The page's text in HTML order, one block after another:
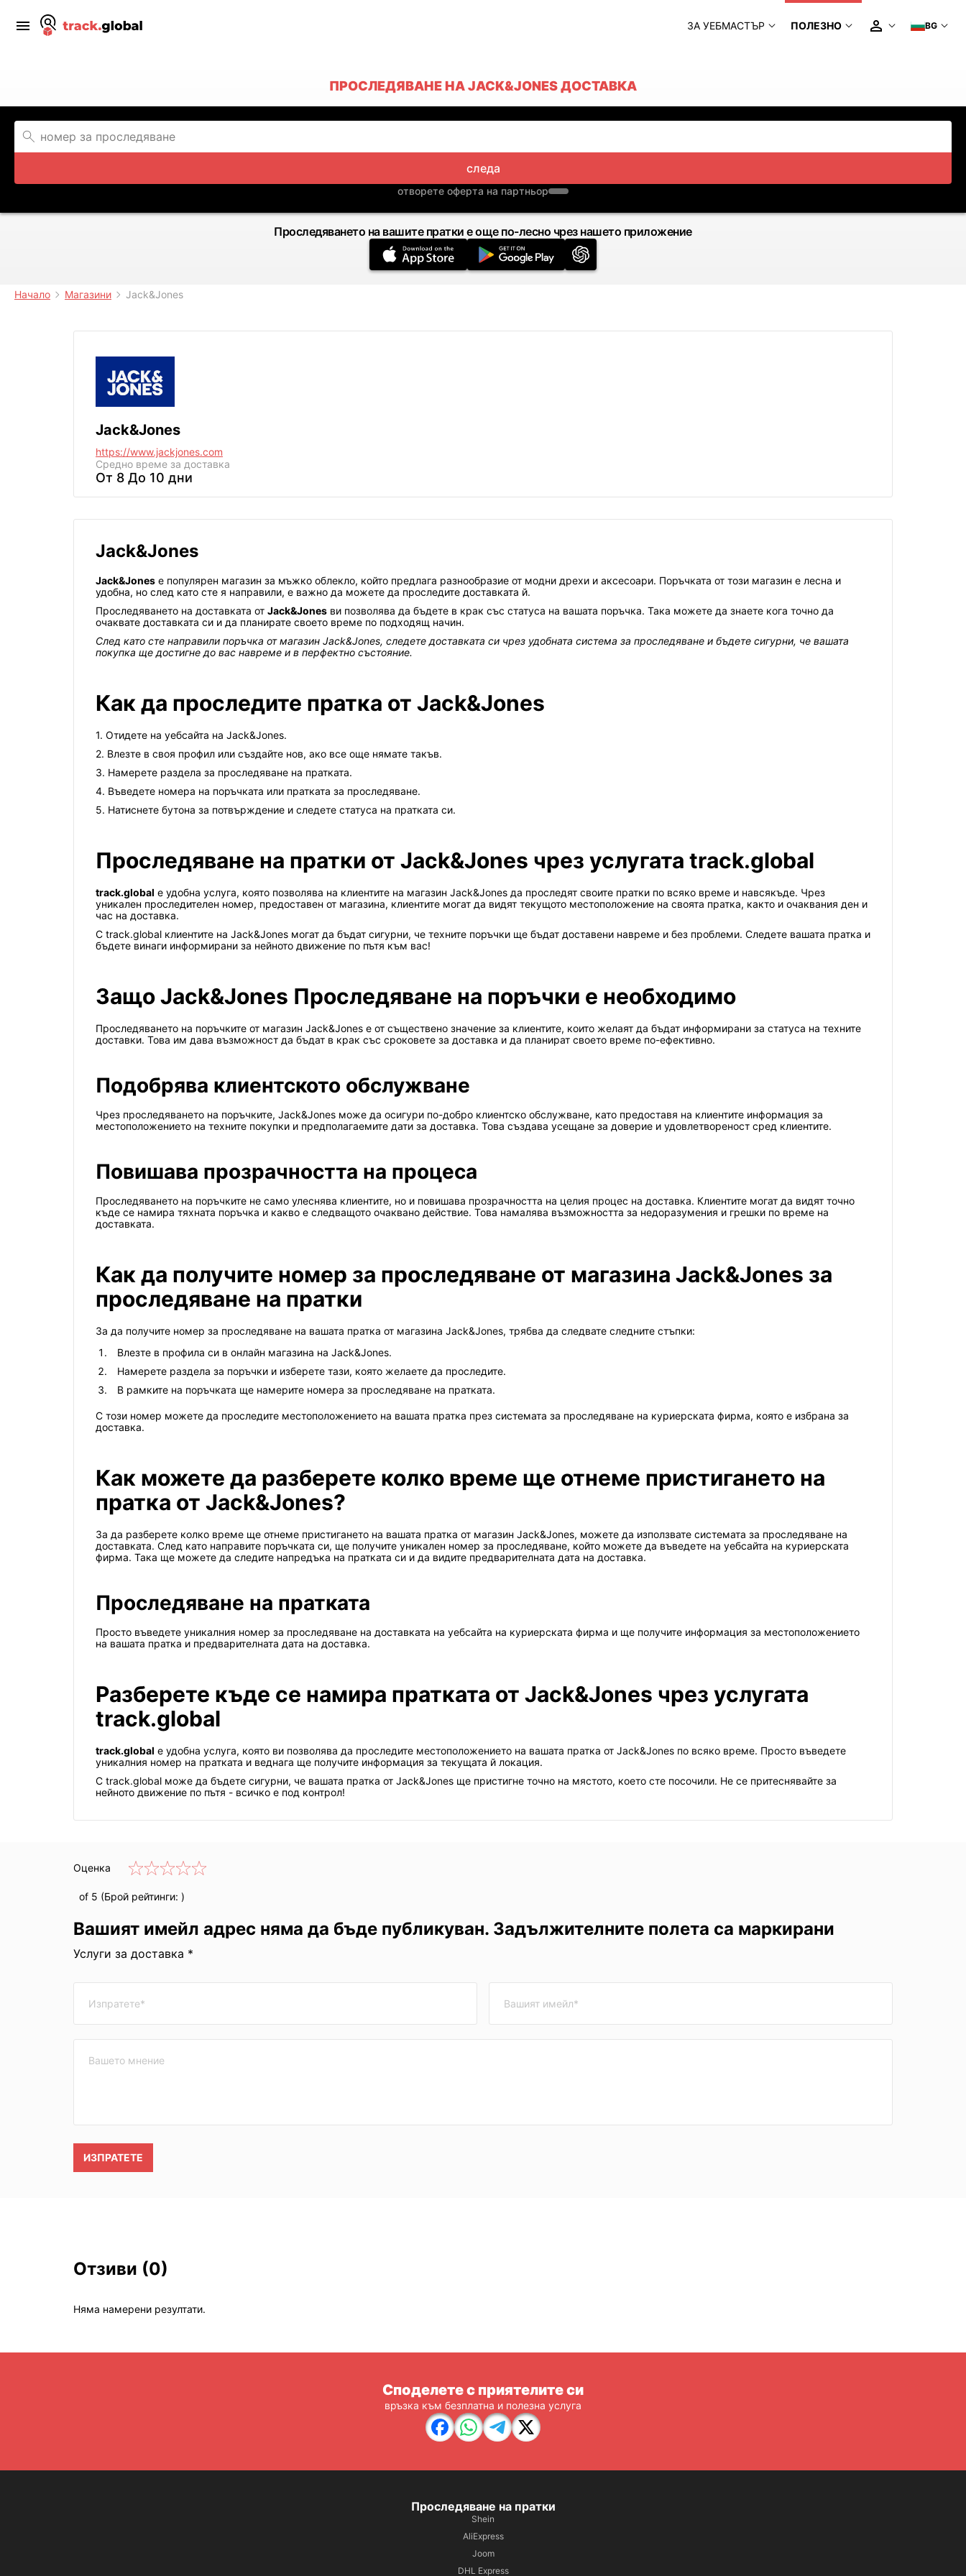
ЗА УЕБМАСТЪР ПОЛЕЗНО BG
ПРОСЛЕДЯВАНЕ НА JACK&JONES ДОСТАВКА
следа
отворете оферта на партньор
Проследяването на вашите пратки е още по-лесно чрез нашето приложение
Начало Магазини Jack&Jones
Jack&Jones
https://www.jackjones.com
Средно време за доставка
От 8 До 10 дни
Jack&Jones
Jack&Jones е популярен магазин за мъжко облекло, който предлага разнообразие от модни дрехи и аксесоари. Поръчката от този магазин е лесна и
удобна, но след като сте я направили, е важно да можете да проследите доставката й.
Проследяването на доставката от Jack&Jones ви позволява да бъдете в крак със статуса на вашата поръчка. Така можете да знаете кога точно да
очаквате доставката си и да планирате своето време по подходящ начин.
След като сте направили поръчка от магазин Jack&Jones, следете доставката си чрез удобната система за проследяване и бъдете сигурни, че вашата
покупка ще достигне до вас навреме и в перфектно състояние.
Как да проследите пратка от Jack&Jones
1. Отидете на уебсайта на Jack&Jones.
2. Влезте в своя профил или създайте нов, ако все още нямате такъв.
3. Намерете раздела за проследяване на пратката.
4. Въведете номера на поръчката или пратката за проследяване.
5. Натиснете бутона за потвърждение и следете статуса на пратката си.
Проследяване на пратки от Jack&Jones чрез услугата track.global
track.global е удобна услуга, която позволява на клиентите на магазин Jack&Jones да проследят своите пратки по всяко време и навсякъде. Чрез
уникален проследителен номер, предоставен от магазина, клиентите могат да видят текущото местоположение на своята пратка, както и очаквания ден и
час на доставка.
С track.global клиентите на Jack&Jones могат да бъдат сигурни, че техните поръчки ще бъдат доставени навреме и без проблеми. Следете вашата пратка и
бъдете винаги информирани за нейното движение по пътя към вас!
Защо Jack&Jones Проследяване на поръчки е необходимо
Проследяването на поръчките от магазин Jack&Jones е от съществено значение за клиентите, които желаят да бъдат информирани за статуса на техните
доставки. Това им дава възможност да бъдат в крак със сроковете за доставка и да планират своето време по-ефективно.
Подобрява клиентското обслужване
Чрез проследяването на поръчките, Jack&Jones може да осигури по-добро клиентско обслужване, като предоставя на клиентите информация за
местоположението на техните покупки и предполагаемите дати за доставка. Това създава усещане за доверие и удовлетвореност сред клиентите.
Повишава прозрачността на процеса
Проследяването на поръчките не само улеснява клиентите, но и повишава прозрачността на целия процес на доставка. Клиентите могат да видят точно
къде се намира тяхната поръчка и какво е следващото очаквано действие. Това намалява възможността за недоразумения и грешки по време на
доставката.
Как да получите номер за проследяване от магазина Jack&Jones за
проследяване на пратки
За да получите номер за проследяване на вашата пратка от магазина Jack&Jones, трябва да следвате следните стъпки:
Влезте в профила си в онлайн магазина на Jack&Jones.
Намерете раздела за поръчки и изберете тази, която желаете да проследите.
В рамките на поръчката ще намерите номера за проследяване на пратката.
С този номер можете да проследите местоположението на вашата пратка през системата за проследяване на куриерската фирма, която е избрана за
доставка.
Как можете да разберете колко време ще отнеме пристигането на
пратка от Jack&Jones?
За да разберете колко време ще отнеме пристигането на вашата пратка от магазин Jack&Jones, можете да използвате системата за проследяване на
доставката. След като направите поръчката си, ще получите уникален номер за проследяване, който можете да въведете на уебсайта на куриерската
фирма. Така ще можете да следите напредъка на пратката си и да видите предварителната дата на доставка.
Проследяване на пратката
Просто въведете уникалния номер за проследяване на доставката на уебсайта на куриерската фирма и ще получите информация за местоположението
на вашата пратка и предварителната дата на доставка.
Разберете къде се намира пратката от Jack&Jones чрез услугата
track.global
track.global е удобна услуга, която ви позволява да проследите местоположението на вашата пратка от Jack&Jones по всяко време. Просто въведете
уникалния номер на пратката и веднага ще получите информация за текущата й локация.
С track.global може да бъдете сигурни, че вашата пратка от Jack&Jones ще пристигне точно на мястото, което сте посочили. Не се притеснявайте за
нейното движение по пътя - всичко е под контрол!
Оценка
of 5 (Брой рейтинги: )
Вашият имейл адрес няма да бъде публикуван. Задължителните полета са маркирани
Услуги за доставка *
ИЗПРАТЕТЕ
Отзиви (0)
Няма намерени резултати.
Споделете с приятелите си
връзка към безплатна и полезна услуга
Проследяване на пратки
Shein
AliExpress
Joom
DHL Express